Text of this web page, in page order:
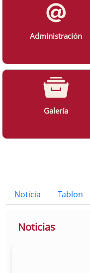
Administración
Galería
Noticia Tablon
Button
Noticias